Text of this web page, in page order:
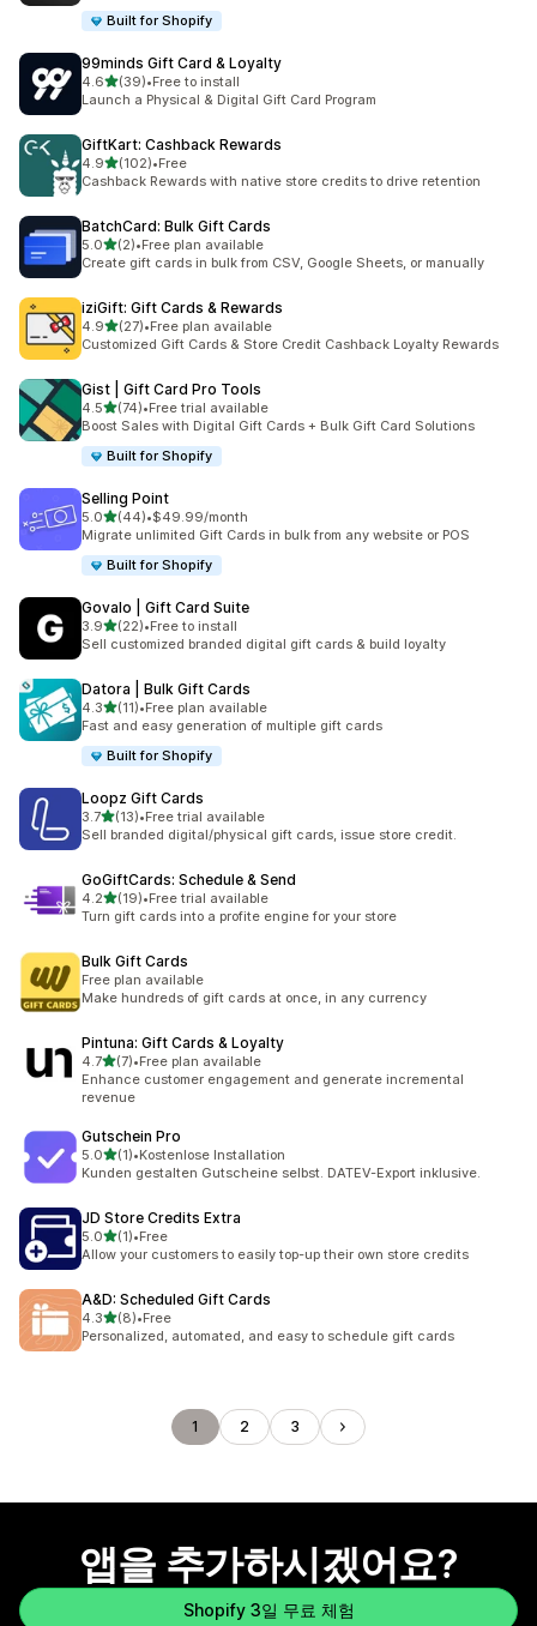
Built for Shopify
99minds Gift Card & Loyalty
4.6별 5개 중
(39)
총 리뷰 39개
•Free to install
Launch a Physical & Digital Gift Card Program
GiftKart: Cashback Rewards
4.9별 5개 중
(102)
총 리뷰 102개
•Free
Cashback Rewards with native store credits to drive retention
BatchCard: Bulk Gift Cards
5.0별 5개 중
(2)
총 리뷰 2개
•Free plan available
Create gift cards in bulk from CSV, Google Sheets, or manually
iziGift: Gift Cards & Rewards
4.9별 5개 중
(27)
총 리뷰 27개
•Free plan available
Customized Gift Cards & Store Credit Cashback Loyalty Rewards
Gist | Gift Card Pro Tools
4.5별 5개 중
(74)
총 리뷰 74개
•Free trial available
Boost Sales with Digital Gift Cards + Bulk Gift Card Solutions
Built for Shopify
Selling Point
5.0별 5개 중
(44)
총 리뷰 44개
•$49.99/month
Migrate unlimited Gift Cards in bulk from any website or POS
Built for Shopify
Govalo | Gift Card Suite
3.9별 5개 중
(22)
총 리뷰 22개
•Free to install
Sell customized branded digital gift cards & build loyalty
Datora | Bulk Gift Cards
4.3별 5개 중
(11)
총 리뷰 11개
•Free plan available
Fast and easy generation of multiple gift cards
Built for Shopify
Loopz Gift Cards
3.7별 5개 중
(13)
총 리뷰 13개
•Free trial available
Sell branded digital/physical gift cards, issue store credit.
GoGiftCards: Schedule & Send
4.2별 5개 중
(19)
총 리뷰 19개
•Free trial available
Turn gift cards into a profite engine for your store
Bulk Gift Cards
Free plan available
Make hundreds of gift cards at once, in any currency
Pintuna: Gift Cards & Loyalty
4.7별 5개 중
(7)
총 리뷰 7개
•Free plan available
Enhance customer engagement and generate incremental
revenue
Gutschein Pro
5.0별 5개 중
(1)
총 리뷰 1개
•Kostenlose Installation
Kunden gestalten Gutscheine selbst. DATEV-Export inklusive.
JD Store Credits Extra
5.0별 5개 중
(1)
총 리뷰 1개
•Free
Allow your customers to easily top-up their own store credits
A&D: Scheduled Gift Cards
4.3별 5개 중
(8)
총 리뷰 8개
•Free
Personalized, automated, and easy to schedule gift cards
1 2 3
앱을 추가하시겠어요?
Shopify 3일 무료 체험